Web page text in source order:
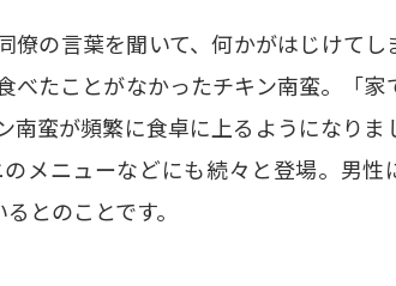
僚の言葉を聞いて、何かがはじけてし
べたことがなかったチキン南蛮。「家
蛮が頻繁に食卓に上るようになりま
メニューなどにも続々と登場。男性
とのことです。